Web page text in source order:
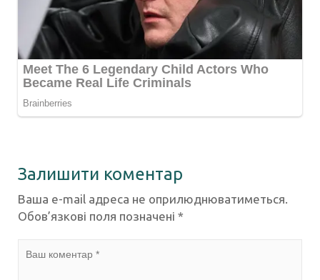
Залишити коментар
Ваша e-mail адреса не оприлюднюватиметься.
Обов’язкові поля позначені *